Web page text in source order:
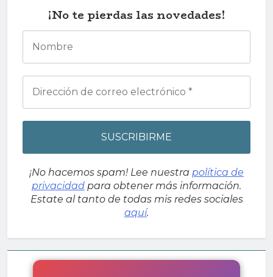
¡No te pierdas las novedades!
¡No hacemos spam! Lee nuestra política de
privacidad para obtener más información.
Estate al tanto de todas mis redes sociales
aquí.